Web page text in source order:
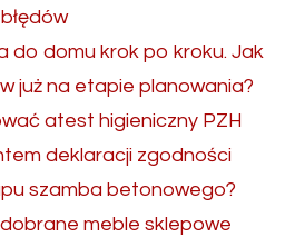
do domu krok po kroku. Jak
już na etapie planowania?
atest higieniczny PZH
deklaracji zgodności
szamba betonowego?
dobrane meble sklepowe